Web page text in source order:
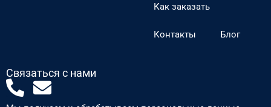
Как заказать
Контакты Блог
Связаться с нами
P
E